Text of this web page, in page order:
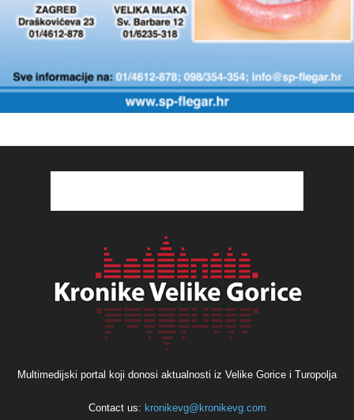
Multimedijski portal koji donosi aktualnosti iz Velike Gorice i Turopolja
Contact us: kronikevg@kronikevg.com